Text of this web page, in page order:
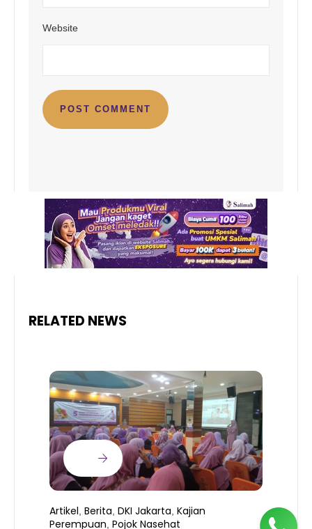
Website
RELATED NEWS
Artikel Berita DKI Jakarta Kajian
Perempuan Pojok Nasehat